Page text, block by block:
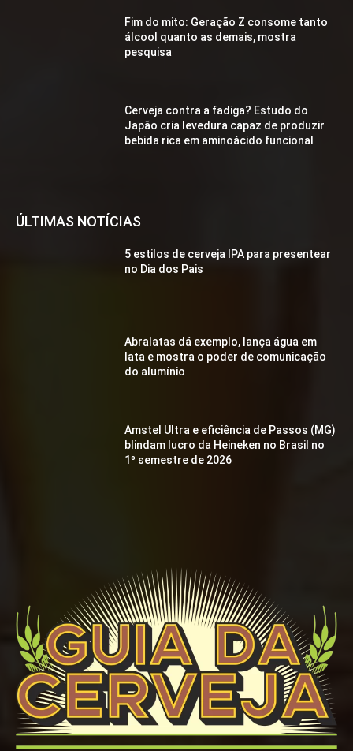
Fim do mito: Geração Z consome tanto
álcool quanto as demais, mostra
pesquisa
Cerveja contra a fadiga? Estudo do
Japão cria levedura capaz de produzir
bebida rica em aminoácido funcional
ÚLTIMAS NOTÍCIAS
5 estilos de cerveja IPA para presentear
no Dia dos Pais
Abralatas dá exemplo, lança água em
lata e mostra o poder de comunicação
do alumínio
Amstel Ultra e eficiência de Passos (MG)
blindam lucro da Heineken no Brasil no
1º semestre de 2026